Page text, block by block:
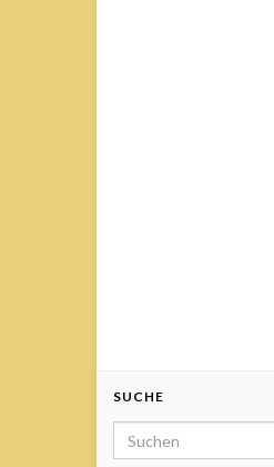
SUCHE
Search for: